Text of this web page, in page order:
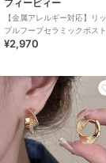
フィービィー
【金属アレルギー対応】リッ
プルフープセラミックポスト
ピアス シルバー/ニッケルフ
¥2,970